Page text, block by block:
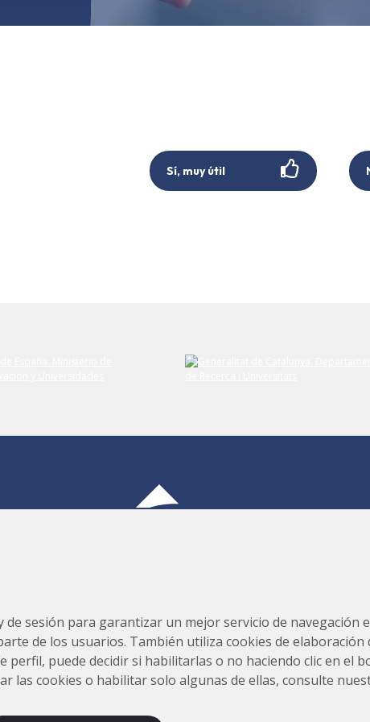
Sí, muy útil
de sesión para garantizar un mejor servicio de navegación
de los usuarios. También utiliza cookies de elaboración
perfil, puede decidir si habilitarlas o no haciendo clic en el
las cookies o habilitar solo algunas de ellas, consulte